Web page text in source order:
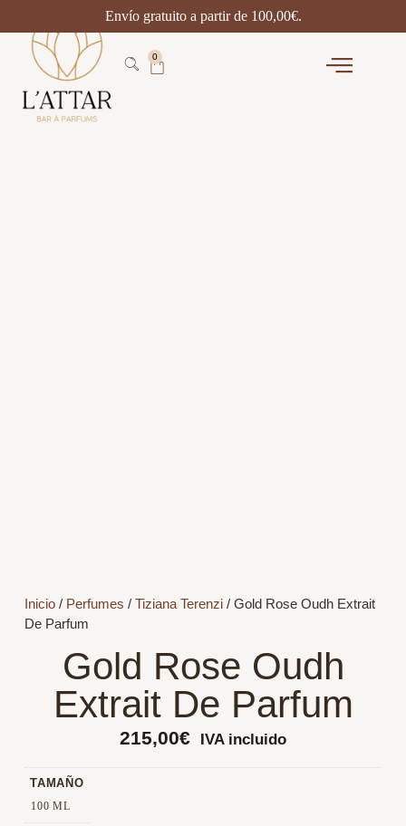
0
Inicio/ Perfumes / Tiziana Terenzi/ Gold Rose Oudh Extrait
De Parfum
Gold Rose Oudh
Extrait De Parfum
215,00€ IVA incluido
TAMAÑO
100 ML
Envío gratuito a partir de 100,00€.